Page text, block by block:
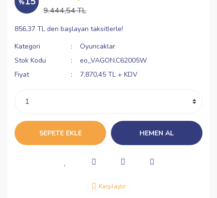
%
9.444,54 TL
856,37 TL den başlayan taksitlerle!
Kategori
Oyuncaklar
Stok Kodu
eo_VAGON.C62005W
Fiyat
7.870,45 TL + KDV
SEPETE EKLE HEMEN AL
Karşılaştır